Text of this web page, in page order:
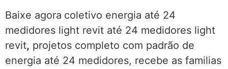
Baixe agora coletivo energia até 24
medidores light revit até 24 medidores light
revit, projetos completo com padrão de
energia até 24 medidores, recebe as familias